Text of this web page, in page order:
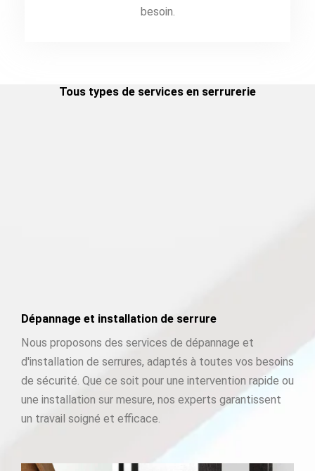
besoin.
Tous types de services en serrurerie
Dépannage et installation de serrure
Nous proposons des services de dépannage et
d'installation de serrures, adaptés à toutes vos besoins
de sécurité. Que ce soit pour une intervention rapide ou
une installation sur mesure, nos experts garantissent
un travail soigné et efficace.